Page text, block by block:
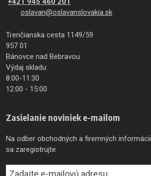
oslavan@oslavanslovakia.sk
Trenčianska cesta 1149/59
957 01
Bánovce nad Bebravou
Výdaj skladu:
8:00-11:30
12:00 - 15:00
Zasielanie noviniek e-mailom
Na odber obchodných a firemných informácii
sa zaregistrujte